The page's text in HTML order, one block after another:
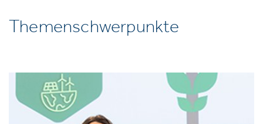
Themenschwerpunkte